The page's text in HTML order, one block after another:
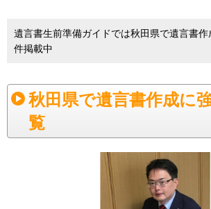
遺言書生前準備ガイドでは秋田県で遺言書
件掲載中
秋田県で遺言書作成に
覧